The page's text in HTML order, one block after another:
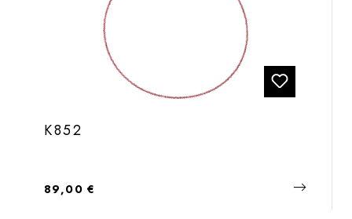
K852
Regulärer Preis:
89,00 €